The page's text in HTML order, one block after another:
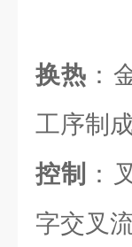
换热 ：
工序制
控制
：
字交叉